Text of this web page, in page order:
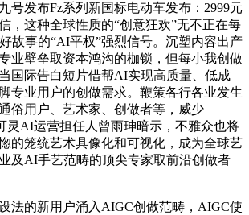
号发布Fz系列新国标电动车发布：2999元
，这种全球性质的“创意狂欢”无不正在每
故事的“AI平权”强烈信号。沉塑内容出产
业壁垒取资本鸿沟的枷锁，但每小我创做
国际告白短片借帮AI实现高质量、低成
专业用户的创做需求。鞭策各行各业发生
俗用户、艺术家、创做者等，威少
灵AI运营担任人曾雨珅暗示，不雅众也将
的笼统艺术具像化和可视化，成为全球艺
及AI手艺范畴的顶尖专家取前沿创做者
的新用户涌入AIGC创做范畴，AIGC使